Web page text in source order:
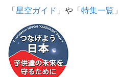
「星空ガイド 」や「特集一覧